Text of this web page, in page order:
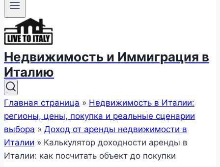
Недвижимость и Иммиграция в
Италию
Главная страница » Недвижимость в Италии:
регионы, цены, покупка и реальные сценарии
выбора » Доход от аренды недвижимости в
Италии » Калькулятор доходности аренды в
Италии: как посчитать объект до покупки